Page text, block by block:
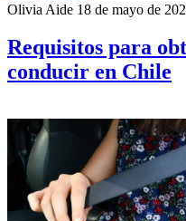
Olivia Aide 18 de mayo de
Requisitos para
conducir en Chile